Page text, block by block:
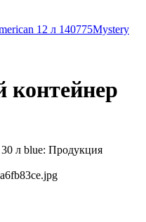
12 л 140775Mystery
контейнер
л blue: Продукция